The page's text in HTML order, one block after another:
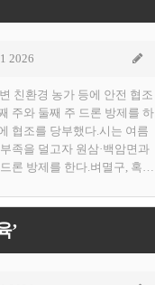
2026
친환경 농가 등에 안전 협조
주와 둘째 주 드론 방제를 하
협조를 당부했다.시는 여름
족을 덜고자 원삼·백암면과
론 방제를 한다.벼멸구, 혹…
’